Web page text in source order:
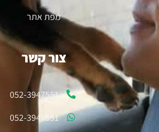
צור קשר
052-3947551
052-3947551
מפת אתר